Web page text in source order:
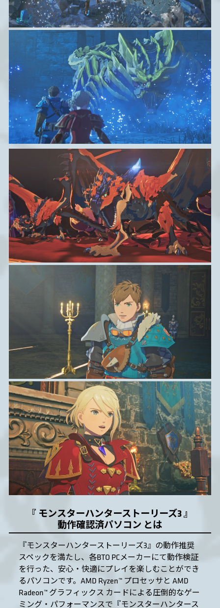
『 モンスターハンターストーリーズ3 』
動作確認済パソコン とは
『モンスターハンターストーリーズ3』の動作推奨
スペックを満たし、各BTO PCメーカーにて動作検証
を行った、安心・快適にプレイを楽しむことができ
るパソコンです。AMD Ryzen™ プロセッサと AMD
Radeon™ グラフィックス カードによる圧倒的なゲー
ミング・パフォーマンスで『モンスターハンタース